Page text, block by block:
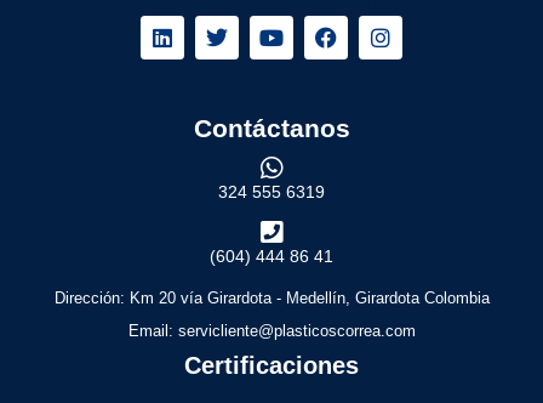
Contáctanos
324 555 6319
(604) 444 86 41
Dirección: Km 20 vía Girardota - Medellín, Girardota Colombia
Email: servicliente@plasticoscorrea.com
Certificaciones